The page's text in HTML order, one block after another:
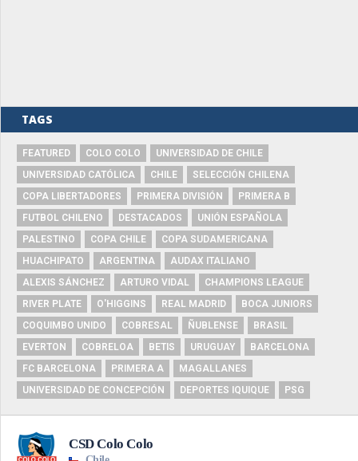
TAGS
FEATURED COLO COLO
UNIVERSIDAD DE CHILE
UNIVERSIDAD CATÓLICA
CHILE
SELECCIÓN CHILENA
COPA LIBERTADORES
PRIMERA DIVISIÓN
PRIMERA B
FUTBOL CHILENO
DESTACADOS
UNIÓN ESPAÑOLA
PALESTINO
COPA CHILE
COPA SUDAMERICANA
HUACHIPATO
ARGENTINA
AUDAX ITALIANO
ALEXIS SÁNCHEZ
ARTURO VIDAL
CHAMPIONS LEAGUE
RIVER PLATE
O'HIGGINS REAL MADRID
BOCA JUNIORS
COQUIMBO UNIDO
COBRESAL ÑUBLENSE
BRASIL
EVERTON
COBRELOA BETIS URUGUAY
BARCELONA
FC BARCELONA
PRIMERA A
MAGALLANES
UNIVERSIDAD DE CONCEPCIÓN
DEPORTES IQUIQUE PSG